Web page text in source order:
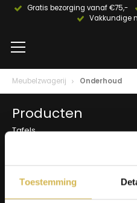
Toestemming
Gratis bezorging vanaf €75,-
Vakkundige
Meubelzwagerij Onderhoud
Producten
Tafels
Onderstellen
Olie en onderhoud